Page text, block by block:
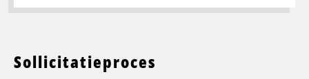
Sollicitatieproces